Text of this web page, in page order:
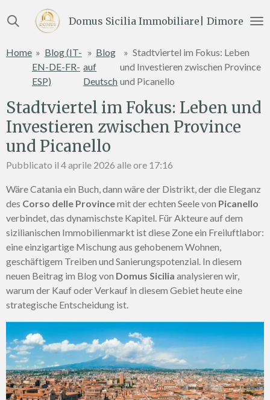
al
principale
Domus Sicilia Immobiliare| Dimore e
Home » Blog (IT-
EN-DE-FR-
ESP)
» Blog
auf
Deutsch
» Stadtviertel im Fokus: Leben
und Investieren zwischen Province
und Picanello
Stadtviertel im Fokus: Leben und
Investieren zwischen Province
und Picanello
Pubblicato il 4 aprile 2026 alle ore 17:16
Wäre Catania ein Buch, dann wäre der Distrikt, der die Eleganz
des Corso delle Provincemit der echten Seele von Picanello
verbindet, das dynamischste Kapitel. Für Akteure auf dem
sizilianischen Immobilienmarkt ist diese Zone ein Freiluftlabor:
eine einzigartige Mischung aus gehobenem Wohnen,
geschäftigem Treiben und Sanierungspotenzial. In diesem
neuen Beitrag im Blog von Domus Sicilia analysieren wir,
warum der Kauf oder Verkauf in diesem Gebiet heute eine
strategische Entscheidung ist.